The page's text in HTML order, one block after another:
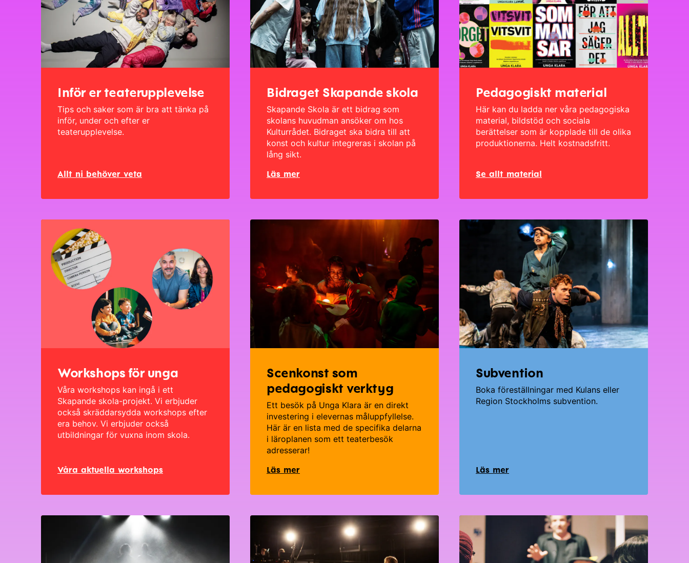
Inför er teaterupplevelse
Tips och saker som är bra att tänka på
inför, under och efter er
teaterupplevelse.
Allt ni behöver veta
Bidraget Skapande skola
Skapande Skola är ett bidrag som
skolans huvudman ansöker om hos
Kulturrådet. Bidraget ska bidra till att
konst och kultur integreras i skolan på
lång sikt.
Läs mer
Pedagogiskt material
Här kan du ladda ner våra pedagogiska
material, bildstöd och sociala
berättelser som är kopplade till de olika
produktionerna. Helt kostnadsfritt.
Se allt material
Workshops för unga
Våra workshops kan ingå i ett
Skapande skola-projekt. Vi erbjuder
också skräddarsydda workshops efter
era behov. Vi erbjuder också
utbildningar för vuxna inom skola.
Våra aktuella workshops
Scenkonst som
pedagogiskt verktyg
Ett besök på Unga Klara är en direkt
investering i elevernas måluppfyllelse.
Här är en lista med de specifika delarna
i läroplanen som ett teaterbesök
adresserar!
Läs mer
Subvention
Boka föreställningar med Kulans eller
Region Stockholms subvention.
Läs mer